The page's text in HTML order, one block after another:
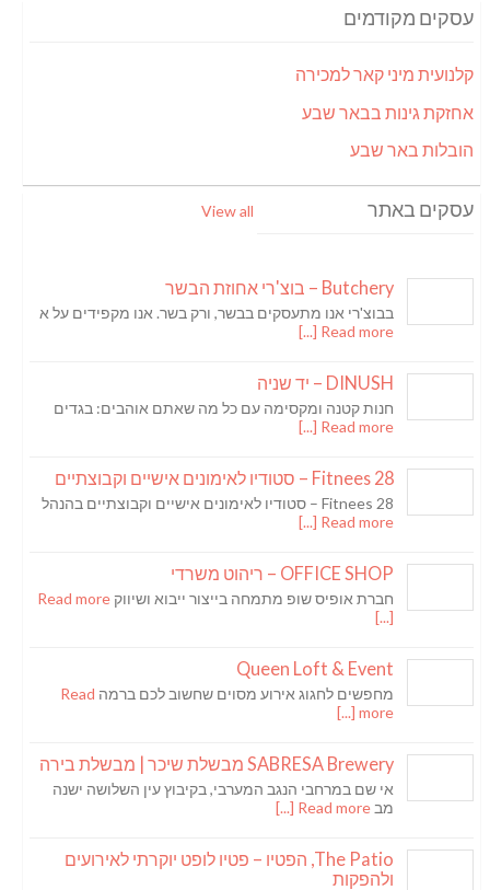
עסקים מקודמים
קלנועית מיני קאר למכירה
אחזקת גינות בבאר שבע
הובלות באר שבע
עסקים באתר View all
Butchery – בוצ'רי אחוזת הבשר
בבוצ'רי אנו מתעסקים בבשר, ורק בשר. אנו מקפידים על א
Read more [...]
DINUSH – יד שניה
חנות קטנה ומקסימה עם כל מה שאתם אוהבים: בגדים
Read more [...]
Fitnees 28 – סטודיו לאימונים אישיים וקבוצתיים
Fitnees 28 – סטודיו לאימונים אישיים וקבוצתיים בהנהל
Read more [...]
OFFICE SHOP – ריהוט משרדי
חברת אופיס שופ מתמחה בייצור ייבוא ושיווק Read more
[...]
Queen Loft & Event
מחפשים לחגוג אירוע מסוים שחשוב לכם ברמה Read
more [...]
SABRESA Brewery מבשלת שיכר | מבשלת בירה
אי שם במרחבי הנגב המערבי, בקיבוץ עין השלושה ישנה
מב Read more [...]
The Patio, הפטיו – פטיו לופט יוקרתי לאירועים
ולהפקות